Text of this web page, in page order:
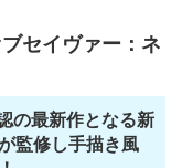
セイヴァー：ネ
の最新作となる新
監修し手描き風